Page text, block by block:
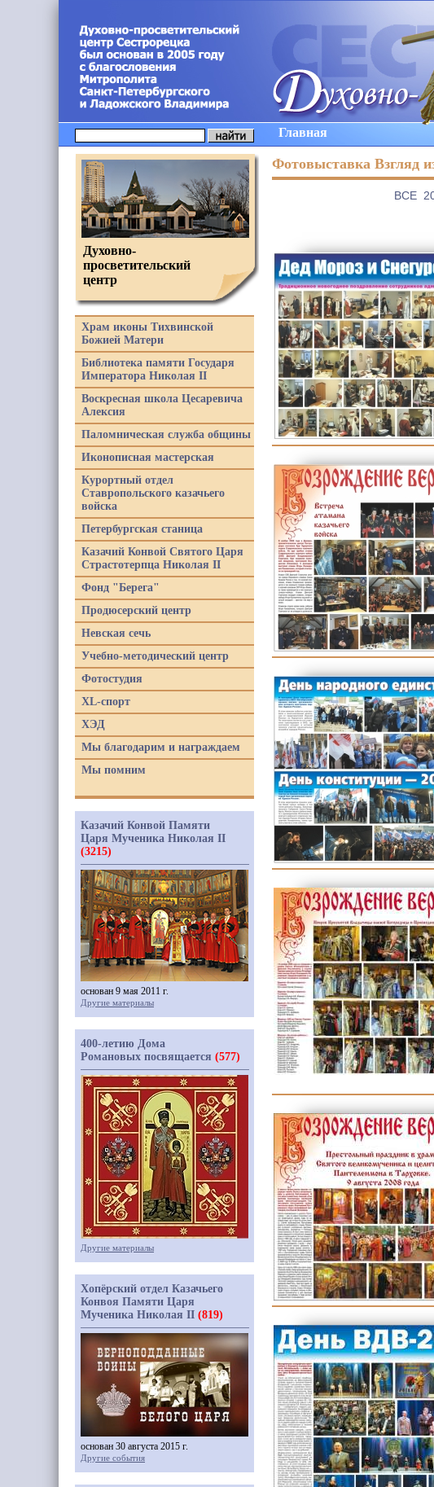
Главная
Фотовыставка Взгляд
ВCE
Духовно-
просветительский
центр
Храм иконы Тихвинской
Божией Матери
Библиотека памяти Государя
Императора Николая II
Воскресная школа Цесаревича
Алексия
Паломническая служба общины
Иконописная мастерская
Курортный отдел
Ставропольского казачьего
войска
Петербургская станица
Казачий Конвой Святого Царя
Страстотерпца Николая II
Фонд "Берега"
Продюсерский центр
Невская сечь
Учебно-методический центр
Фотостудия
XL-спорт
ХЭД
Мы благодарим и награждаем
Мы помним
Казачий Конвой Памяти
Царя Мученика Николая II
(3215)
основан 9 мая 2011 г.
Другие материалы
400-летию Дома
Романовых посвящается (577)
Другие материалы
Хопёрский отдел Казачьего
Конвоя Памяти Царя
Мученика Николая II (819)
основан 30 августа 2015 г.
Другие события